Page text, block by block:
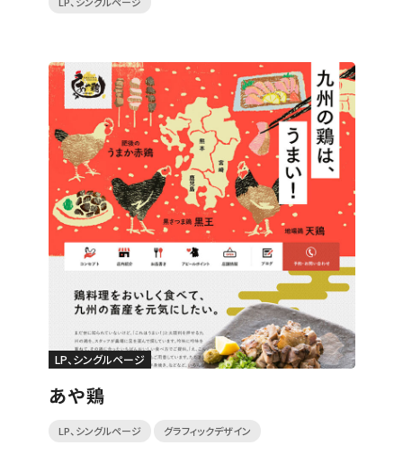
LP、シングルページ
あや鶏
LP、シングルページ グラフィックデザイン